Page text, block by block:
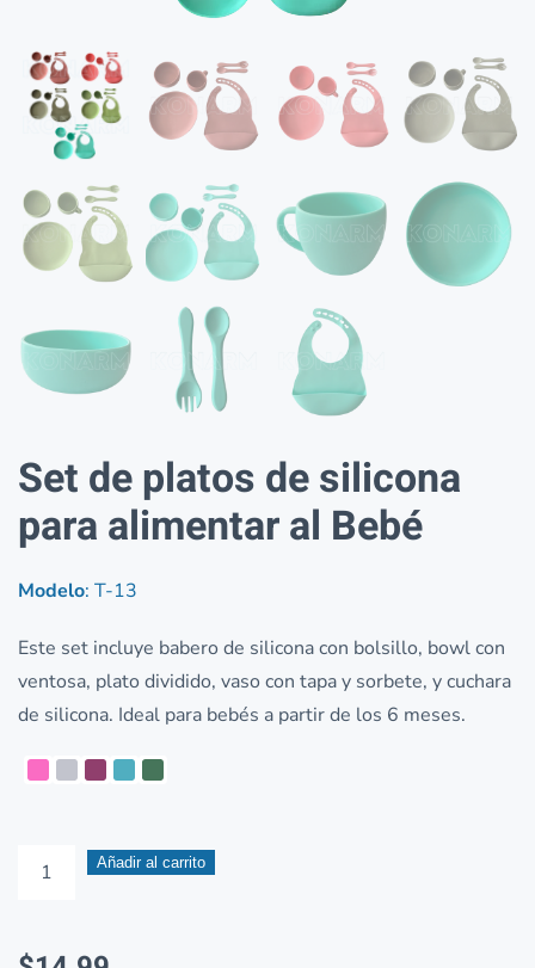
Set de platos de silicona
para alimentar al Bebé
Modelo: T-13
Este set incluye babero de silicona con bolsillo, bowl con
ventosa, plato dividido, vaso con tapa y sorbete, y cuchara
de silicona. Ideal para bebés a partir de los 6 meses.
Set
de
Añadir al carrito